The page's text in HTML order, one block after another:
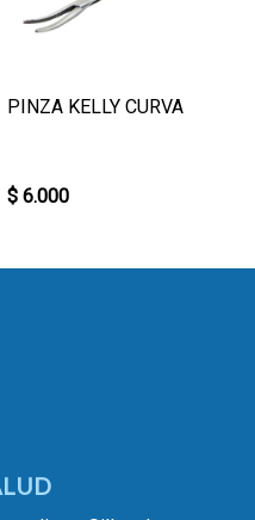
PINZA KELLY CURVA
$ 6.000